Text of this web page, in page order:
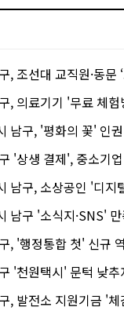
, 조선대 교직원·동문
, 의료기기 '무료 체
남구, '평화의 꽃' 인
'상생 결제', 중소기
남구, 소상공인 '디
남구 '소식지·SNS'
, '행정통합 첫' 신규
'천원택시' 문턱 낮
, 발전소 지원기금 '